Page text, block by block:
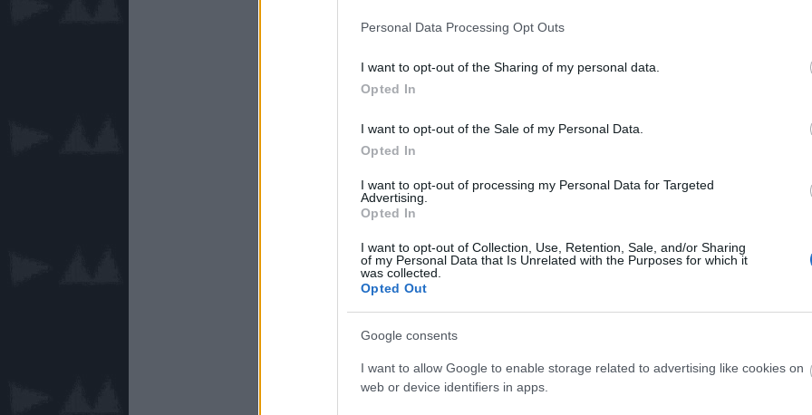
Personal Data Processing Opt Outs
I want to opt-out of the Sharing of my personal data.
Opted In
I want to opt-out of the Sale of my Personal Data.
Opted In
I want to opt-out of processing my Personal Data for Targeted
Advertising.
Opted In
I want to opt-out of Collection, Use, Retention, Sale, and/or Sharing
of my Personal Data that Is Unrelated with the Purposes for which it
was collected.
Opted Out
Google consents
I want to allow Google to enable storage related to advertising like cookies on
web or device identifiers in apps.